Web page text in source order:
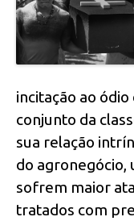
incitação ao
conjunto da
sua relação
do agronegócio,
sofrem maior
tratados com